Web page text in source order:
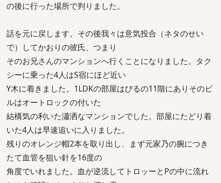
の後に行った場所で判りました。
話を元に戻します。その後我々は意気投合（ネタのせい
で）してかおりの彼氏、つまり
そのお兄さんのマンションへ行くことになりました。タク
シーに乗った4人はS宿にほど近い
Y木に着きました。1LDKの部屋はびるの11階にありそのビ
ルはオートロックの付いた
結構気の利いた瀟洒なマンションでした。部屋にたどり着
いた4人は早速追いに入りました。
残りのオレンジ帽2本を取り出し、まず元家乃の腕につき
たて血管を狙い針を16度の
角度でいれました。血が逆流してトロッーとPの中に流れ